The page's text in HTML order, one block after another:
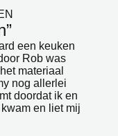
een keuken
Rob was
materiaal
nog allerlei
doordat ik en
en liet mij